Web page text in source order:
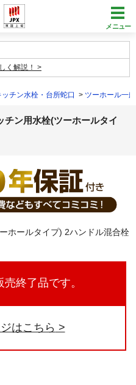
メニュー
く解説！
ッチン水栓・台所蛇口 ツーホール一
チン用水栓(ツーホールタイ
終了品です。
はこちら